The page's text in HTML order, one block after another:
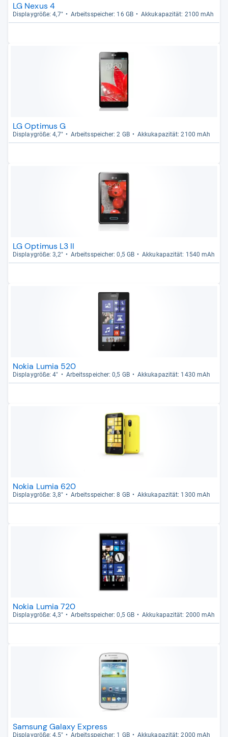
LG Nexus 4
Dis­play­größe: 4,7" Arbeitsspei­cher: 16 GB Akku­ka­pa­zi­tät: 2100 mAh
LG Optimus G
Dis­play­größe: 4,7" Arbeitsspei­cher: 2 GB Akku­ka­pa­zi­tät: 2100 mAh
LG Optimus L3 II
Dis­play­größe: 3,2" Arbeitsspei­cher: 0,5 GB Akku­ka­pa­zi­tät: 1540 mAh
Nokia Lumia 520
Dis­play­größe: 4" Arbeitsspei­cher: 0,5 GB Akku­ka­pa­zi­tät: 1430 mAh
Nokia Lumia 620
Dis­play­größe: 3,8" Arbeitsspei­cher: 8 GB Akku­ka­pa­zi­tät: 1300 mAh
Nokia Lumia 720
Dis­play­größe: 4,3" Arbeitsspei­cher: 0,5 GB Akku­ka­pa­zi­tät: 2000 mAh
Samsung Galaxy Express
Dis­play­größe: 4,5" Arbeitsspei­cher: 1 GB Akku­ka­pa­zi­tät: 2000 mAh